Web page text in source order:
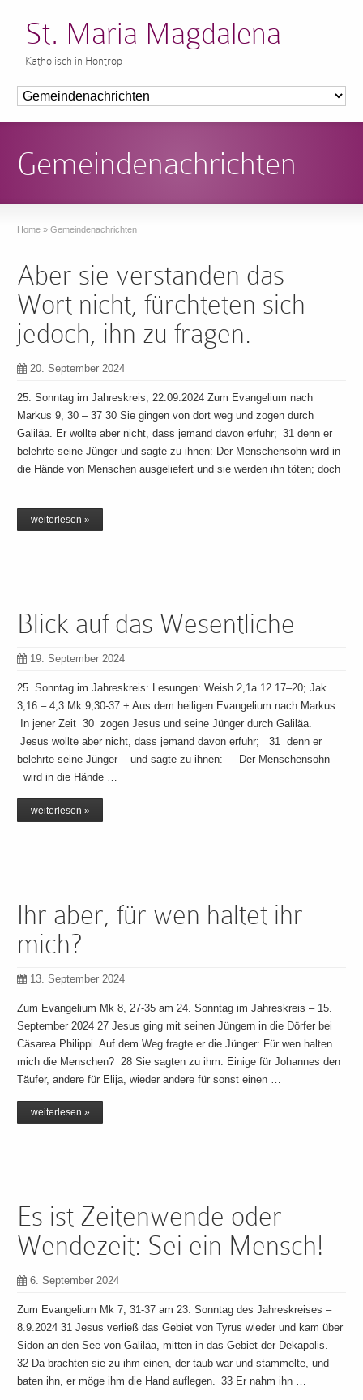
St. Maria Magdalena
Katholisch in Höntrop
Gemeindenachrichten
Home » Gemeindenachrichten
Aber sie verstanden das
Wort nicht, fürchteten sich
jedoch, ihn zu fragen.
20. September 2024
25. Sonntag im Jahreskreis, 22.09.2024 Zum Evangelium nach
Markus 9, 30 – 37 30 Sie gingen von dort weg und zogen durch
Galiläa. Er wollte aber nicht, dass jemand davon erfuhr; 31 denn er
belehrte seine Jünger und sagte zu ihnen: Der Menschensohn wird in
die Hände von Menschen ausgeliefert und sie werden ihn töten; doch
…
weiterlesen »
Blick auf das Wesentliche
19. September 2024
25. Sonntag im Jahreskreis: Lesungen: Weish 2,1a.12.17–20; Jak
3,16 – 4,3 Mk 9,30-37 + Aus dem heiligen Evangelium nach Markus.
In jener Zeit 30 zogen Jesus und seine Jünger durch Galiläa.
Jesus wollte aber nicht, dass jemand davon erfuhr; 31 denn er
belehrte seine Jünger und sagte zu ihnen: Der Menschensohn
wird in die Hände …
weiterlesen »
Ihr aber, für wen haltet ihr
mich?
13. September 2024
Zum Evangelium Mk 8, 27-35 am 24. Sonntag im Jahreskreis – 15.
September 2024 27 Jesus ging mit seinen Jüngern in die Dörfer bei
Cäsarea Philippi. Auf dem Weg fragte er die Jünger: Für wen halten
mich die Menschen? 28 Sie sagten zu ihm: Einige für Johannes den
Täufer, andere für Elija, wieder andere für sonst einen …
weiterlesen »
Es ist Zeitenwende oder
Wendezeit: Sei ein Mensch!
6. September 2024
Zum Evangelium Mk 7, 31-37 am 23. Sonntag des Jahreskreises –
8.9.2024 31 Jesus verließ das Gebiet von Tyrus wieder und kam über
Sidon an den See von Galiläa, mitten in das Gebiet der Dekapolis.
32 Da brachten sie zu ihm einen, der taub war und stammelte, und
baten ihn, er möge ihm die Hand auflegen. 33 Er nahm ihn …